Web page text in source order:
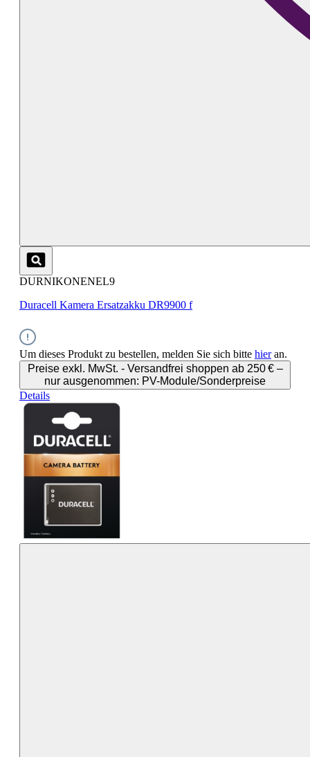
DURNIKONENEL9
Duracell Kamera Ersatzakku DR9900 f
Um dieses Produkt zu bestellen, melden Sie sich bitte hieran.
Preise exkl. MwSt. - Versandfrei shoppen ab 250 € –
nur ausgenommen: PV-Module/Sonderpreise
Details